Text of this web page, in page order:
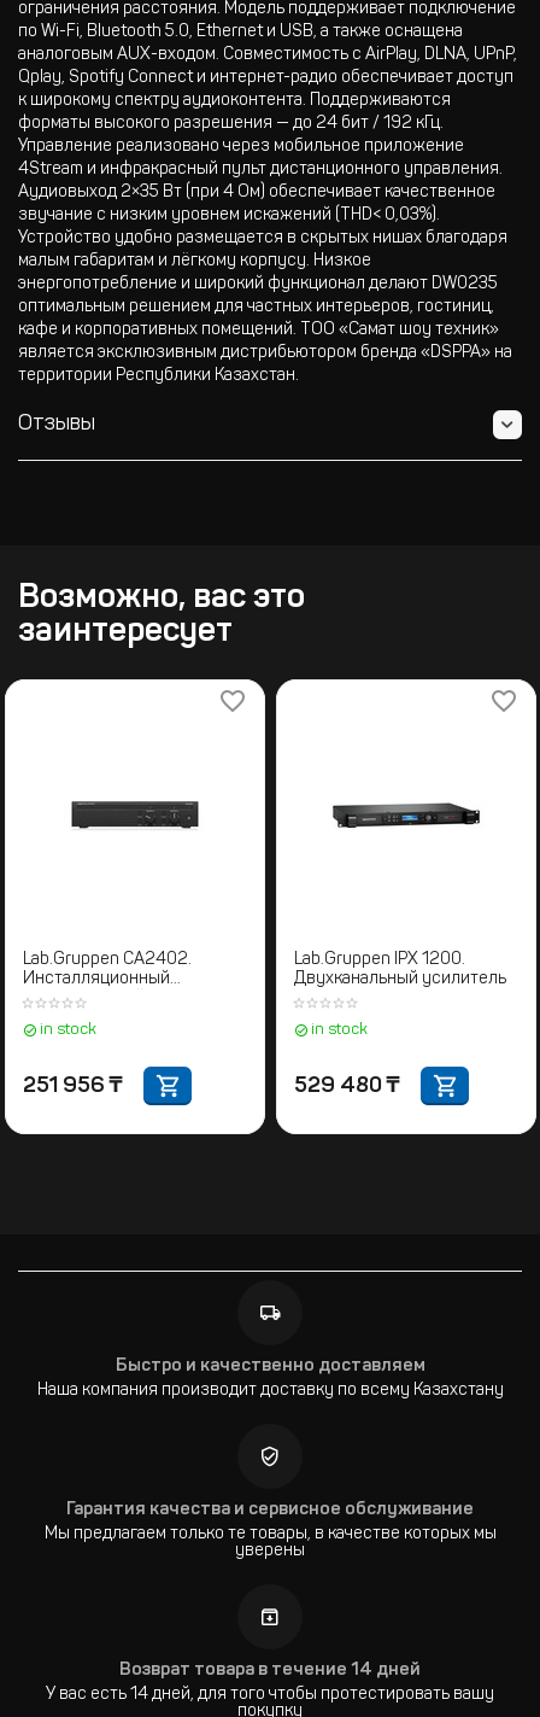
ограничения расстояния. Модель поддерживает подключение
по Wi-Fi, Bluetooth 5.0, Ethernet и USB, а также оснащена
аналоговым AUX-входом. Совместимость с AirPlay, DLNA, UPnP,
Qplay, Spotify Connect и интернет-радио обеспечивает доступ
к широкому спектру аудиоконтента. Поддерживаются
форматы высокого разрешения — до 24 бит / 192 кГц.
Управление реализовано через мобильное приложение
4Stream и инфракрасный пульт дистанционного управления.
Аудиовыход 2×35 Вт (при 4 Ом) обеспечивает качественное
звучание с низким уровнем искажений (THD< 0,03%).
Устройство удобно размещается в скрытых нишах благодаря
малым габаритам и лёгкому корпусу. Низкое
энергопотребление и широкий функционал делают DW0235
оптимальным решением для частных интерьеров, гостиниц,
кафе и корпоративных помещений. ТОО «Самат шоу техник»
является эксклюзивным дистрибьютором бренда «DSPPA» на
территории Республики Казахстан.
Отзывы
Возможно, вас это
заинтересует
Lab.Gruppen CA2402.
Инсталляционный
двухканальный усилитель
мощности
in stock
251 956 ₸
Lab.Gruppen IPX 1200.
Двухканальный усилитель
in stock
529 480 ₸
Быстро и качественно доставляем
Наша компания производит доставку по всему Казахстану
Гарантия качества и сервисное обслуживание
Мы предлагаем только те товары, в качестве которых мы
уверены
Возврат товара в течение 14 дней
У вас есть 14 дней, для того чтобы протестировать вашу
покупку